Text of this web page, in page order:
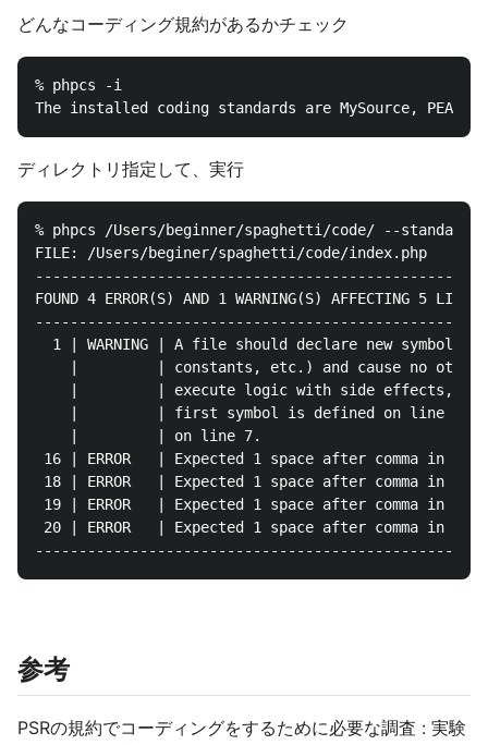
どんなコーディング規約があるかチェック
% phpcs -i
ディレクトリ指定して、実行
% phpcs /Users/beginner/spaghetti/code/ --
FILE: /Users/beginer/spaghetti/code/index.php
FOUND 4 ERROR(S) AND 1 WARNING(S) AFFECTING 5
1 | WARNING | A file should declare new symbols
|         | constants, etc.) and cause no other
|         | execute logic with side effects,
|         | first symbol is defined on line 11
    |         | on line 7.
16 | ERROR   | Expected 1 space after comma in
18 | ERROR   | Expected 1 space after comma in
19 | ERROR   | Expected 1 space after comma in
20 | ERROR   | Expected 1 space after comma in
参考
PSRの規約でコーディングをするために必要な調査 : 実験